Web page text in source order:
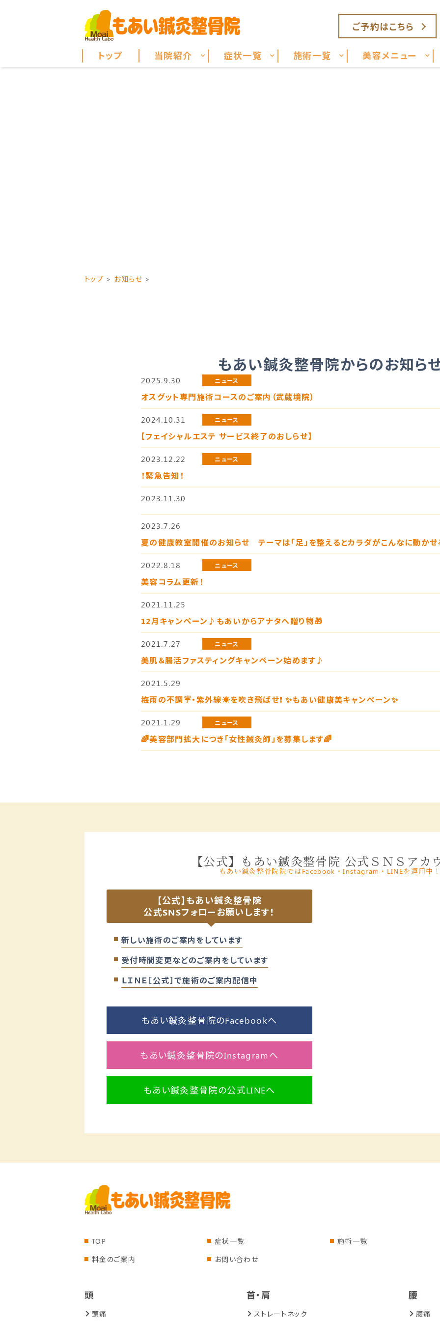
ご予約はこちら
トップ 当院紹介 症状一覧 施術一覧 美容メニュー
トップ お知らせ
もあい鍼灸整骨院からのお知ら
2025.9.30 ニュース
オスグット専門施術コースのご案内（武蔵境院）
2024.10.31 ニュース
【フェイシャルエステ サービス終了のおしらせ】
2023.12.22 ニュース
！緊急告知！
2023.11.30
2023.7.26
夏の健康教室開催のお知らせ テーマは「足」を整えるとカラダがこんなに動かせ
2022.8.18 ニュース
美容コラム更新！
2021.11.25
12月キャンペーン♪もあいからアナタへ贈り物🎁
2021.7.27 ニュース
美肌＆腸活ファスティングキャンペーン始めます♪
2021.5.29
梅雨の不調☔️・紫外線☀️を吹き飛ばせ❗️ ✨もあい健康美キャンペーン✨
2021.1.29 ニュース
🌈美容部門拡大につき「女性鍼灸師」を募集します🌈
【公式】もあい鍼灸整骨院 公式ＳＮＳアカ
もあい鍼灸整骨院院ではFacebook・Instagram・LINEを運用中
【公式】もあい鍼灸整骨院
公式SNSフォローお願いします！
新しい施術のご案内をしています
受付時間変更などのご案内をしています
ＬＩＮＥ［公式］で施術のご案内配信中
もあい鍼灸整骨院のFacebookへ
もあい鍼灸整骨院のInstagramへ
もあい鍼灸整骨院の公式LINEへ
TOP 症状一覧
施術一覧
料金のご案内
お問い合わせ
頭
頭痛
首・肩
ストレートネック
腰
腰痛